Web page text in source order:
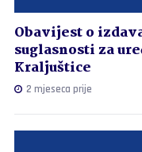
Obavijest o
suglasnosti za
Kraljuštice
2 mjeseca prije